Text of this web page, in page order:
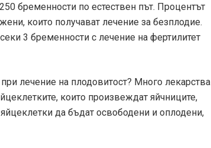
бременности по естествен път. Процентът
които получават лечение за безплодие.
3 бременности с лечение на фертилитет
лечение на плодовитост? Много лекарства
които произвеждат яйчниците,
да бъдат освободени и оплодени,